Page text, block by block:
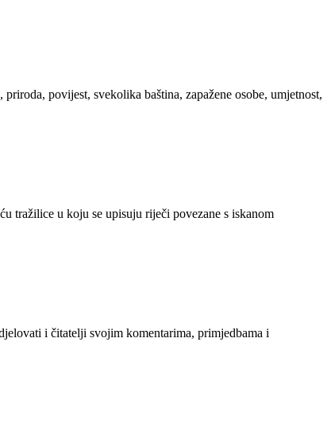
povijest, svekolika baština, zapažene osobe, umjetnost,
tražilice u koju se upisuju riječi povezane s iskanom
i čitatelji svojim komentarima, primjedbama i